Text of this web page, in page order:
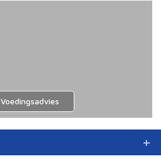
Voedingsadvies